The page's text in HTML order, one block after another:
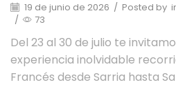
19 de junio de 2026 / Posted by
/
73
Del 23 al 30 de julio te
experiencia inolvidable
Francés desde Sarria hasta